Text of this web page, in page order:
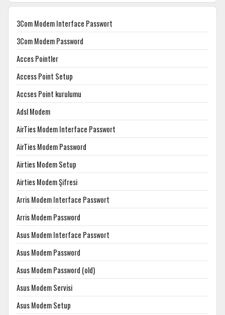
3Com Modem Interface Passwort
3Com Modem Password
Acces Pointler
Access Point Setup
Accses Point kurulumu
Adsl Modem
AirTies Modem Interface Passwort
AirTies Modem Password
Airties Modem Setup
Airties Modem Şifresi
Arris Modem Interface Passwort
Arris Modem Password
Asus Modem Interface Passwort
Asus Modem Password
Asus Modem Password (old)
Asus Modem Servisi
Asus Modem Setup